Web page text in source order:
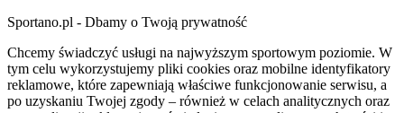
Sportano.pl - Dbamy o Twoją prywatność
Chcemy świadczyć usługi na najwyższym sportowym poziomie. W
tym celu wykorzystujemy pliki cookies oraz mobilne identyfikatory
reklamowe, które zapewniają właściwe funkcjonowanie serwisu, a
po uzyskaniu Twojej zgody – również w celach analitycznych oraz